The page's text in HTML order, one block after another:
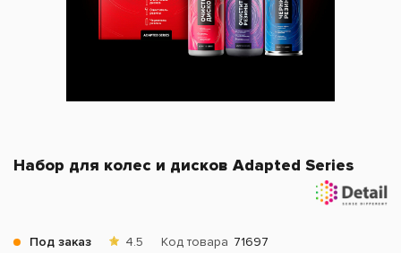
Набор для колес и дисков Adapted Series
Под заказ 4.5 Код товара 71697